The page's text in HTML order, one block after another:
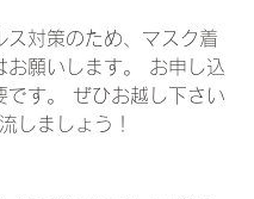
ス対策のため、マスク着
お願いします。 お申し込
です。 ぜひお越し下さい
しましょう！